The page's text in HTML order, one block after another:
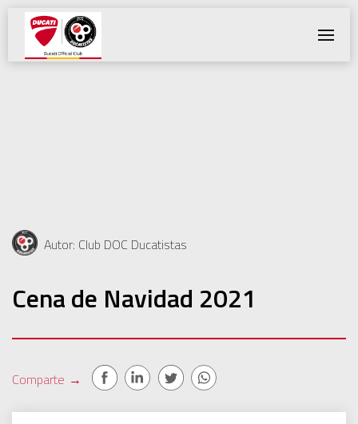
Toggle
Autor: Club DOC Ducatistas
Cena de Navidad 2021
Comparte →